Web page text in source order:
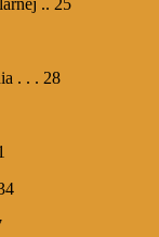
.. 25
. . . 28